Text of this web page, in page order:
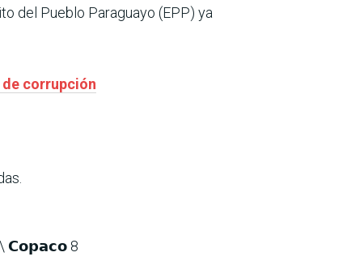
del Pueblo Paraguayo (EPP) ya
de corrupción
\ 𝗖𝗼𝗽𝗮𝗰𝗼 8